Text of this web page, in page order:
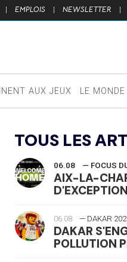
| EMPLOIS | NEWSLETTER |
AUX JEUX LE MONDE
TOUS LES
06.08 — FOCUS
AIX-LA-
06.08 — DAKAR
DAKAR
POLLUTION